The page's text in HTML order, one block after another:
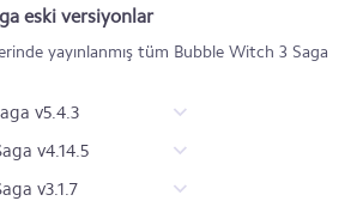
eski versiyonlar
yayınlanmış tüm Bubble Witch 3 Saga
v5.4.3
v4.14.5
v3.1.7